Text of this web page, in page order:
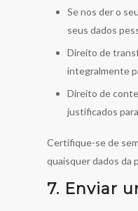
Se nos der o
seus dados
Direito de
integralmente
Direito de
justificados
Certifique-se de
quaisquer dados da
7. Enviar